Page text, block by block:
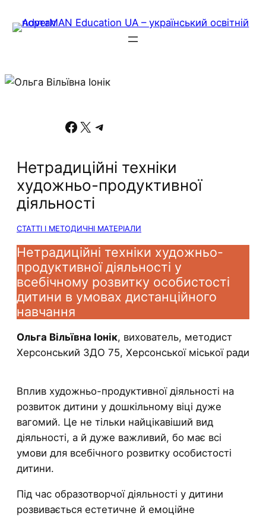
Facebook X Telegram
Нетрадиційні техніки
художньо-продуктивної
діяльності
СТАТТІ І МЕТОДИЧНІ МАТЕРІАЛИ
Нетрадиційні техніки художньо-
продуктивної діяльності у
всебічному розвитку особистості
дитини в умовах дистанційного
навчання
Ольга Вільївна Іонік, вихователь, методист
Херсонський ЗДО 75, Херсонської міської ради
Вплив художньо-продуктивної діяльності на
розвиток дитини у дошкільному віці дуже
вагомий. Це не тільки найцікавіший вид
діяльності, а й дуже важливий, бо має всі
умови для всебічного розвитку особистості
дитини.
Під час образотворчої діяльності у дитини
розвивається естетичне й емоційне